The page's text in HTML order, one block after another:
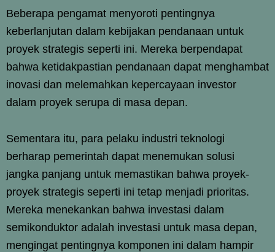
Beberapa pengamat menyoroti pentingnya
keberlanjutan dalam kebijakan pendanaan untuk
proyek strategis seperti ini. Mereka berpendapat
bahwa ketidakpastian pendanaan dapat menghambat
inovasi dan melemahkan kepercayaan investor
dalam proyek serupa di masa depan.
Sementara itu, para pelaku industri teknologi
berharap pemerintah dapat menemukan solusi
jangka panjang untuk memastikan bahwa proyek-
proyek strategis seperti ini tetap menjadi prioritas.
Mereka menekankan bahwa investasi dalam
semikonduktor adalah investasi untuk masa depan,
mengingat pentingnya komponen ini dalam hampir